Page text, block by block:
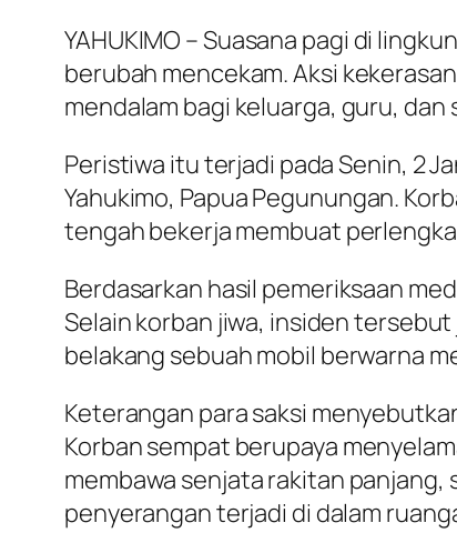
YAHUKIMO – Suasana pagi di
berubah mencekam. Aksi
mendalam bagi keluarga, guru, dan
Peristiwa itu terjadi pada Senin, 2
Yahukimo, Papua Pegunungan.
tengah bekerja membuat
Berdasarkan hasil pemeriksaan
Selain korban jiwa, insiden tersebut
belakang sebuah mobil berwarna
Keterangan para saksi
Korban sempat berupaya
membawa senjata rakitan panjang,
penyerangan terjadi di dalam